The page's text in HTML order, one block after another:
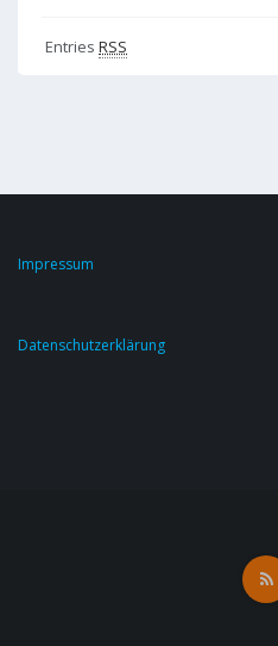
Entries RSS
Impressum
Datenschutzerklärung